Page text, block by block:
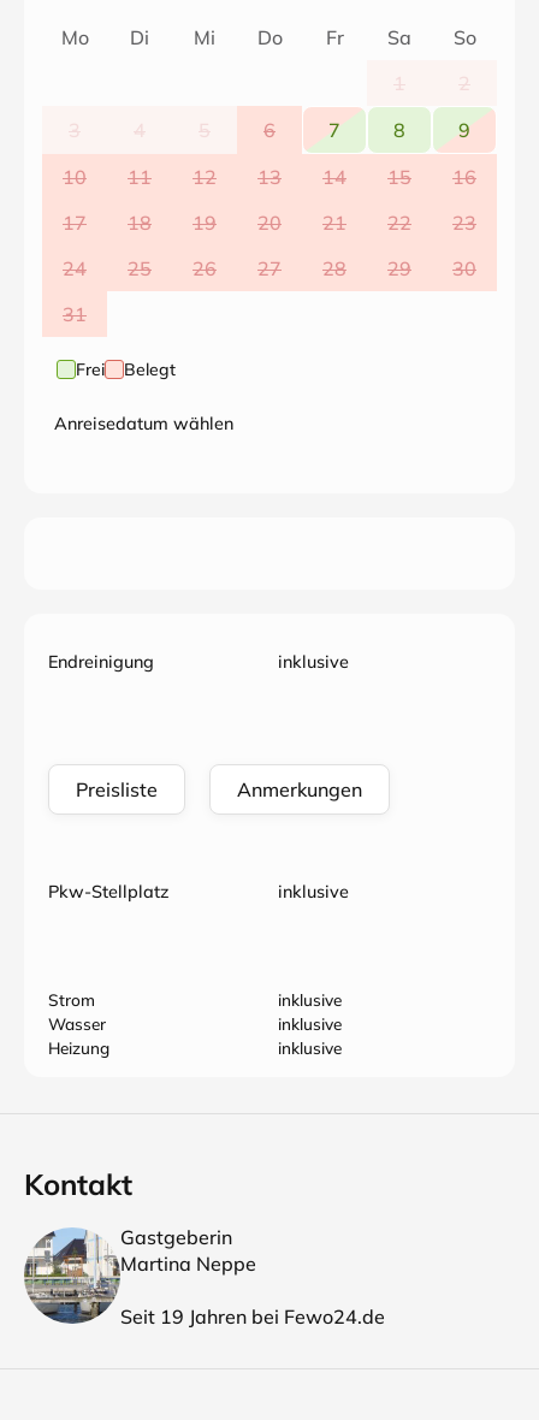
Mo Di Mi Do Fr Sa
So
1
2
3
4 5 6 7 8
9
10
11 12 13 14 15
16
17
18 19 20 21 22
23
24
25 26 27 28 29
30
31
Frei Belegt
Anreisedatum wählen
Endreinigung inklusive
Preisliste Anmerkungen
Pkw-Stellplatz inklusive
Strom
inklusive
Wasser
inklusive
Heizung
inklusive
Kontakt
Gastgeberin
Martina Neppe
Seit 19 Jahren bei Fewo24.de